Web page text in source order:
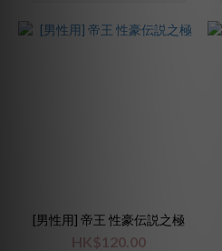
[男性用] 帝王 性豪伝説之極
HK$120.00